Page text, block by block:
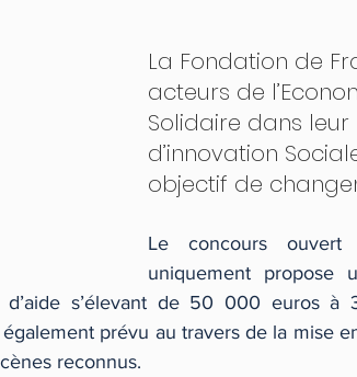
La Fondation de
acteurs de
Solidaire dans
d’innovation
objectif de
Le concours
uniquement propose
d’aide s’élevant de 50 000 euros
prévu au travers de la mise
reconnus.